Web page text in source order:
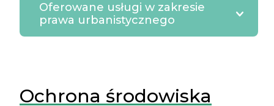
Oferowane usługi w zakresie
prawa urbanistycznego
Ochrona środowiska